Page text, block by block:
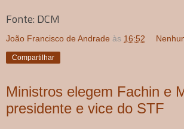
Fonte: DCM
João Francisco de Andrade às 16:52
Compartilhar
Ministros elegem Fachin e
presidente e vice do STF